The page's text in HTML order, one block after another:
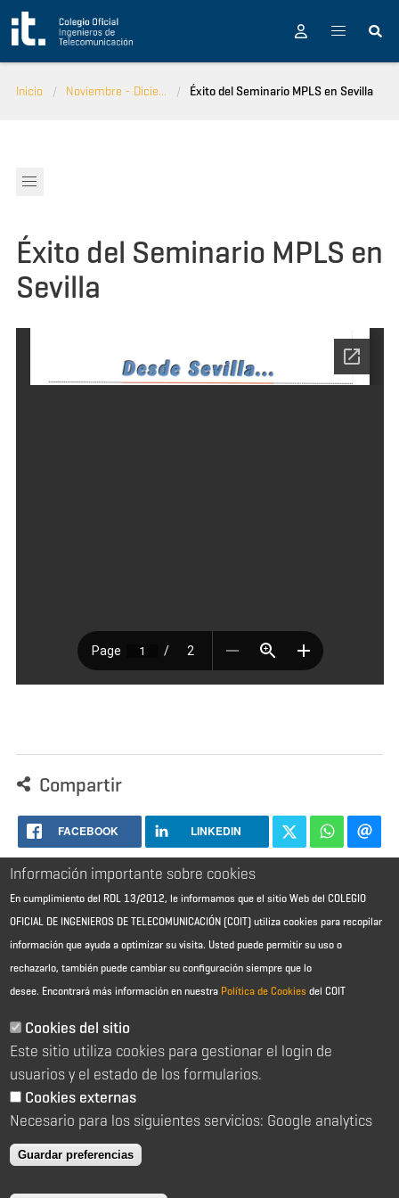
Pasar al contenido principal
Inicio Noviembre - Dicie... Éxito del Seminario MPLS en Sevilla
Éxito del Seminario MPLS en
Sevilla
Compartir
FACEBOOK LINKEDIN
Aviso Legal - Información general
Política de cookies
Política de reembolso
Sitemap
C/ Almagro 2 1º Izqda 28010 Madrid
91 391 10 66
coit@coit.es
Información importante sobre cookies
En cumplimiento del RDL 13/2012, le informamos que el sitio Web del COLEGIO
OFICIAL DE INGENIEROS DE TELECOMUNICACIÓN (COIT) utiliza cookies para recopilar
información que ayuda a optimizar su visita. Usted puede permitir su uso o
rechazarlo, también puede cambiar su configuración siempre que lo
desee. Encontrará más información en nuestra Política de Cookies del COIT
Cookies del sitio
Este sitio utiliza cookies para gestionar el login de
usuarios y el estado de los formularios.
Cookies externas
Necesario para los siguientes servicios: Google analytics
Guardar preferencias